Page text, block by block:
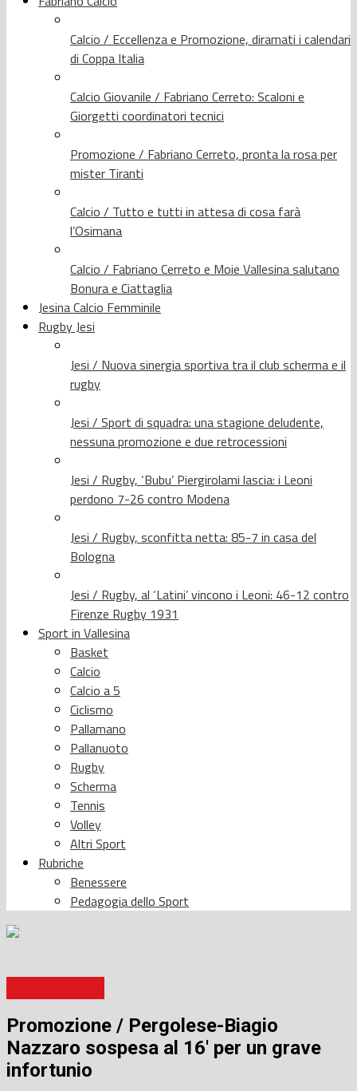
Calcio / Eccellenza e Promozione, diramati i calendari
di Coppa Italia
Calcio Giovanile / Fabriano Cerreto: Scaloni e
Giorgetti coordinatori tecnici
Promozione / Fabriano Cerreto, pronta la rosa per
mister Tiranti
Calcio / Tutto e tutti in attesa di cosa farà
l’Osimana
Calcio / Fabriano Cerreto e Moie Vallesina salutano
Bonura e Ciattaglia
Jesina Calcio Femminile
Rugby Jesi
Jesi / Nuova sinergia sportiva tra il club scherma e il
rugby
Jesi / Sport di squadra: una stagione deludente,
nessuna promozione e due retrocessioni
Jesi / Rugby, ‘Bubu’ Piergirolami lascia: i Leoni
perdono 7-26 contro Modena
Jesi / Rugby, sconfitta netta: 85-7 in casa del
Bologna
Jesi / Rugby, al ‘Latini’ vincono i Leoni: 46-12 contro
Firenze Rugby 1931
Sport in Vallesina
Basket
Calcio
Calcio a 5
Ciclismo
Pallamano
Pallanuoto
Rugby
Scherma
Tennis
Volley
Altri Sport
Rubriche
Benessere
Pedagogia dello Sport
Promozione / Pergolese-Biagio
Nazzaro sospesa al 16′ per un grave
infortunio